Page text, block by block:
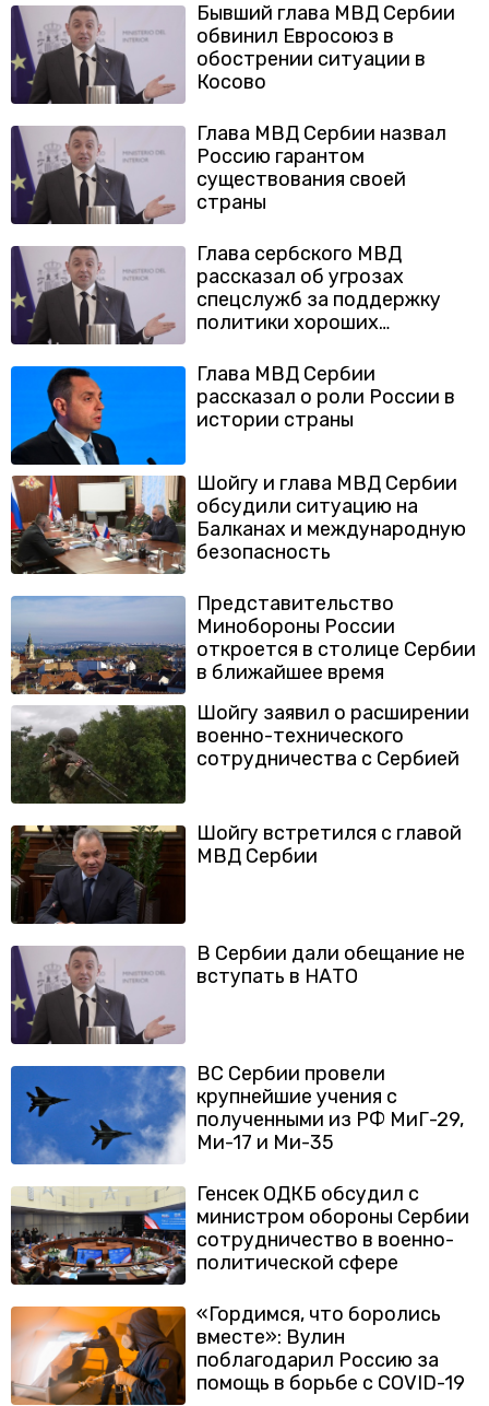
Бывший глава МВД Сербии
обвинил Евросоюз в
обострении ситуации в
Косово
Глава МВД Сербии назвал
Россию гарантом
существования своей
страны
Глава сербского МВД
рассказал об угрозах
спецслужб за поддержку
политики хороших
Глава МВД Сербии
рассказал о роли России в
истории страны
Шойгу и глава МВД Сербии
обсудили ситуацию на
Балканах и международную
безопасность
Представительство
Минобороны России
откроется в столице Сербии
в ближайшее время
Шойгу заявил о расширении
военно-технического
сотрудничества с Сербией
Шойгу встретился с главой
МВД Сербии
В Сербии дали обещание не
вступать в НАТО
ВС Сербии провели
крупнейшие учения с
полученными из РФ МиГ-29,
Ми-17 и Ми-35
Генсек ОДКБ обсудил с
министром обороны Сербии
сотрудничество в военно-
политической сфере
«Гордимся, что боролись
вместе»: Вулин
поблагодарил Россию за
помощь в борьбе с COVID-19